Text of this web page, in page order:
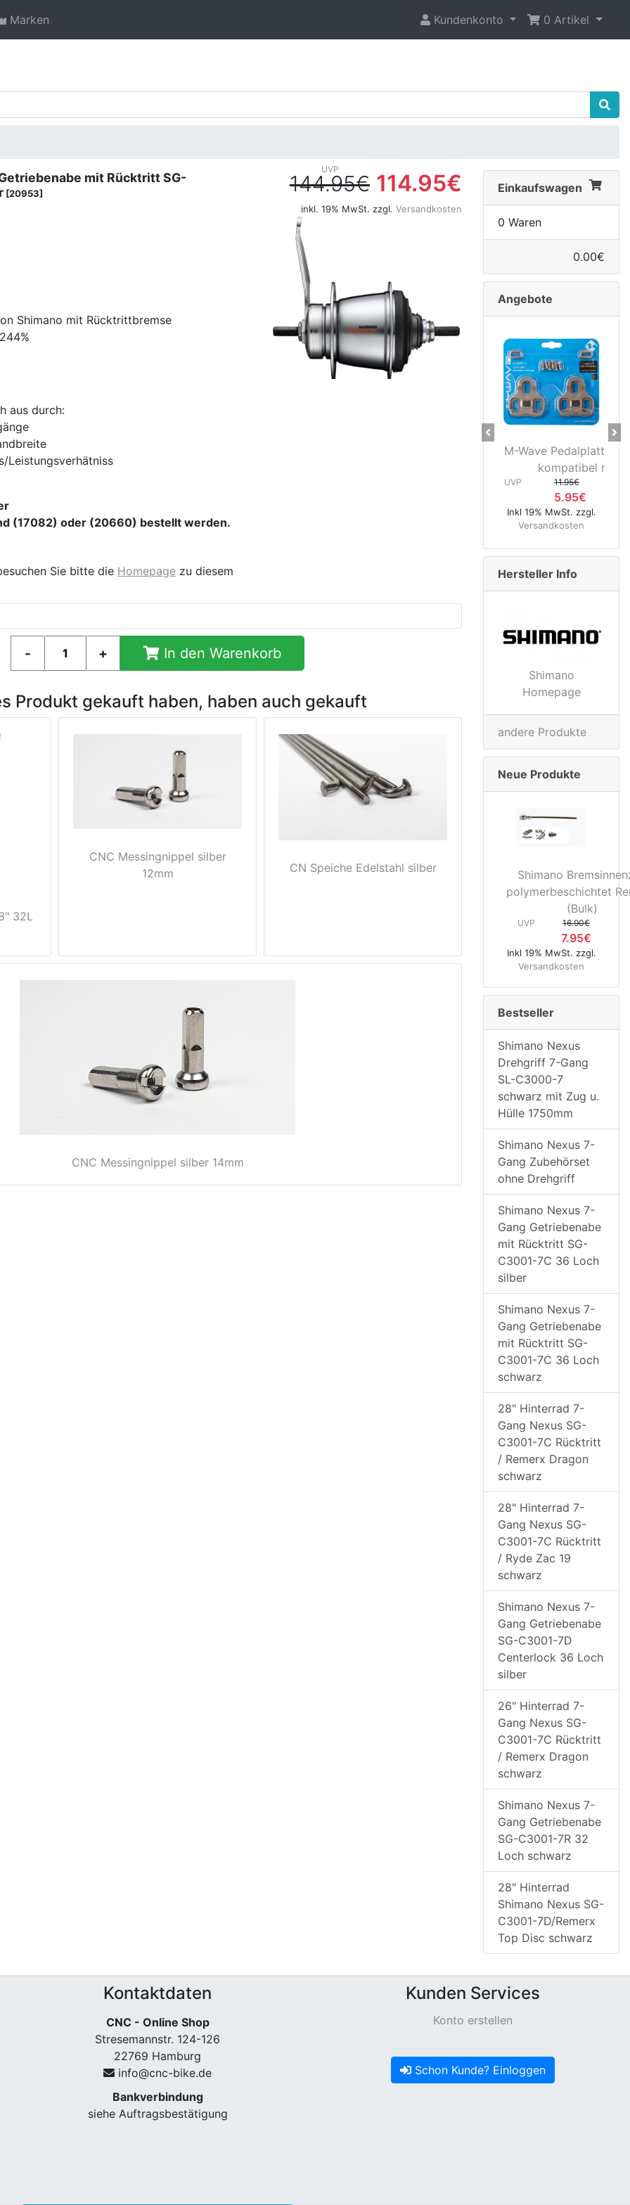
Marken Kundenkonto 0 Artikel
mit Rücktritt SG-
[20953] 144.95€ 114.95€
inkl. 19% MwSt. zzgl. Versandkosten
Shimano mit Rücktrittbremse
aus durch:
Leistungsverhätniss
(17082) oder (20660) bestellt werden.
Sie bitte die Homepage zu diesem
In den Warenkorb
Produkt gekauft haben, haben auch gekauft
32L
CNC Messingnippel silber
12mm
CN Speiche Edelstahl silber
CNC Messingnippel silber 14mm
Einkaufswagen
0 Waren
0.00€
Angebote
M-Wave Pedalplatten grau 5°
kompatibel mit...
11.95€
Inkl 19% MwSt. zzgl.
Versandkosten
UVP
Inkl 19%
Previous
Hersteller Info
Shimano
Homepage
andere Produkte
Neue Produkte
Shimano
polymerbeschichtet
(Bulk)
UVP 16.90€
7.95€
Inkl 19% MwSt. zzgl.
Versandkosten
Bestseller
Shimano Nexus
Drehgriff 7-Gang
SL-C3000-7
schwarz mit Zug u.
Hülle 1750mm
Shimano Nexus 7-
Gang Zubehörset
ohne Drehgriff
Shimano Nexus 7-
Gang Getriebenabe
mit Rücktritt SG-
C3001-7C 36 Loch
silber
Shimano Nexus 7-
Gang Getriebenabe
mit Rücktritt SG-
C3001-7C 36 Loch
schwarz
28" Hinterrad 7-
Gang Nexus SG-
C3001-7C Rücktritt
/ Remerx Dragon
schwarz
28" Hinterrad 7-
Gang Nexus SG-
C3001-7C Rücktritt
/ Ryde Zac 19
schwarz
Shimano Nexus 7-
Gang Getriebenabe
SG-C3001-7D
Centerlock 36 Loch
silber
26" Hinterrad 7-
Gang Nexus SG-
C3001-7C Rücktritt
/ Remerx Dragon
schwarz
Shimano Nexus 7-
Gang Getriebenabe
SG-C3001-7R 32
Loch schwarz
28" Hinterrad
Shimano Nexus SG-
C3001-7D/Remerx
Top Disc schwarz
Kontaktdaten
CNC - Online Shop
Stresemannstr. 124-126
22769 Hamburg
info@cnc-bike.de
Bankverbindung
siehe Auftragsbestätigung
Kunden Services
Konto erstellen
Schon Kunde? Einloggen